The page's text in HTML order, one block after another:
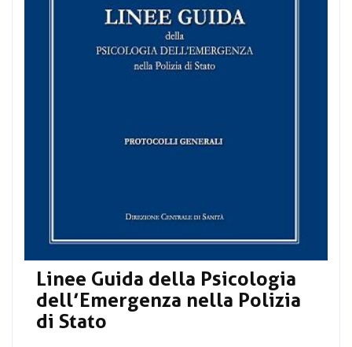
Linee Guida della Psicologia
dell’Emergenza nella Polizia
di Stato